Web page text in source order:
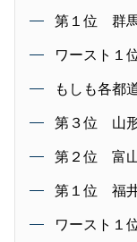
第１位 群
ワースト
もしも各都
第３位 山
第２位 富
第１位 福
ワースト